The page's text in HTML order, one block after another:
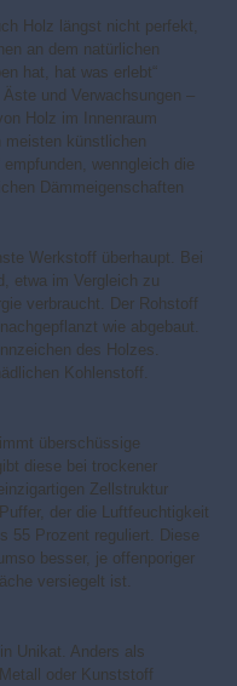
Holz längst nicht perfekt,
an dem natürlichen
hat, hat was erlebt“
und Verwachsungen –
Holz im Innenraum
meisten künstlichen
wenngleich die
Dämmeigenschaften
Werkstoff überhaupt. Bei
etwa im Vergleich zu
verbraucht. Der Rohstoff
wie abgebaut.
des Holzes.
Kohlenstoff.
überschüssige
diese bei trockener
Zellstruktur
der die Luftfeuchtigkeit
55 Prozent reguliert. Diese
besser, je offenporiger
versiegelt ist.
Unikat. Anders als
oder Kunststoff